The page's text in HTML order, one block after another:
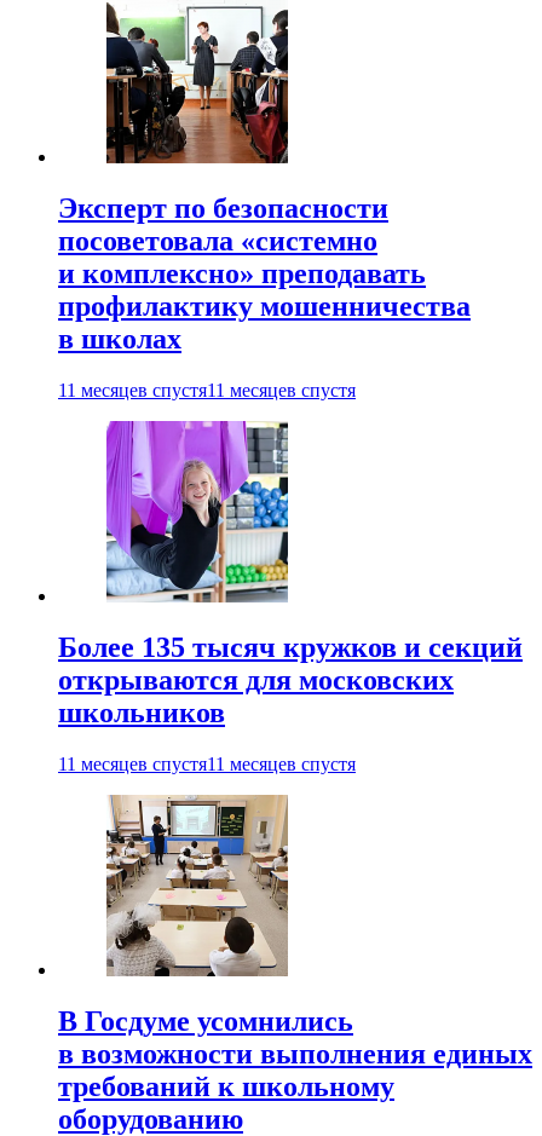
Эксперт по безопасности
посоветовала «системно
и комплексно» преподавать
профилактику мошенничества
в школах
11 месяцев спустя11 месяцев спустя
Более 135 тысяч кружков и секций
открываются для московских
школьников
11 месяцев спустя11 месяцев спустя
В Госдуме усомнились
в возможности выполнения единых
требований к школьному
оборудованию